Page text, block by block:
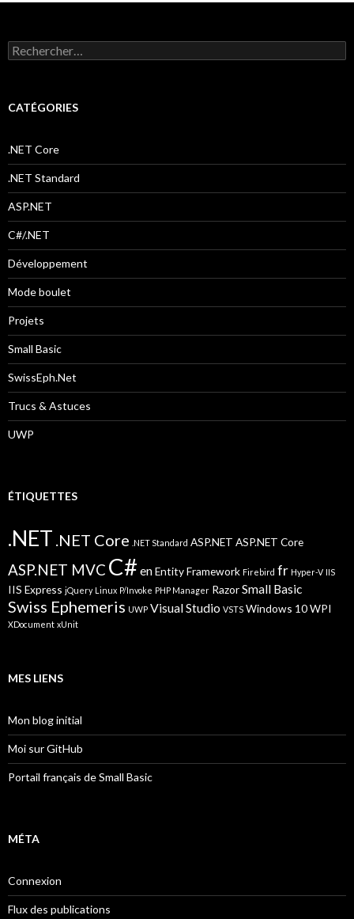
R
e
e
h
e
r
:
CATÉGORIES
.NET Core
.NET Standard
ASP.NET
C#/.NET
Développement
Mode boulet
Projets
Small Basic
SwissEph.Net
Trucs & Astuces
UWP
ÉTIQUETTES
.NET .NET Core .NET Standard ASP.NET ASP.NET Core
ASP.NET MVC C#enEntity Framework Firebird fr Hyper-V IIS
IIS Express jQuery Linux P/Invoke PHP Manager RazorSmall Basic
Swiss Ephemeris UWP Visual Studio VSTS Windows 10WPI
XDocument xUnit
MES LIENS
Mon blog initial
Moi sur GitHub
Portail français de Small Basic
MÉTA
Connexion
Flux des publications